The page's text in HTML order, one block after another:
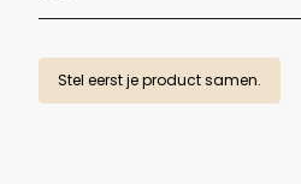
Stel eerst je product samen.